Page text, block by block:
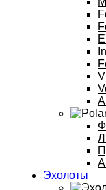
Эхолоты